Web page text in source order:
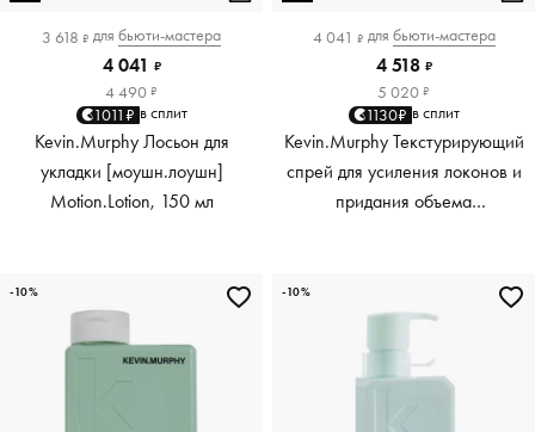
3 618 ₽ для бьюти-мастера
4 041 ₽
4 490 ₽
1011₽ в сплит
Kevin.Murphy Лосьон для
укладки [моушн.лоушн]
Motion.Lotion, 150 мл
4 041 ₽ для бьюти-мастера
4 518 ₽
5 020 ₽
1130₽ в сплит
Kevin.Murphy Текстурирующий
спрей для усиления локонов и
придания объема
-10% -10%